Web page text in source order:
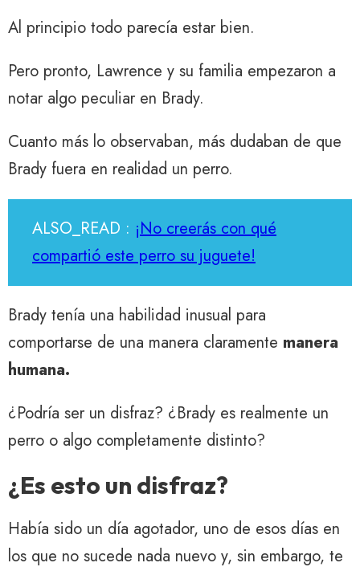
Al principio todo parecía estar bien.
Pero pronto, Lawrence y su familia empezaron a
notar algo peculiar en Brady.
Cuanto más lo observaban, más dudaban de que
Brady fuera en realidad un perro.
ALSO_READ : ¡No creerás con qué
compartió este perro su juguete!
Brady tenía una habilidad inusual para
comportarse de una manera claramente manera
humana.
¿Podría ser un disfraz? ¿Brady es realmente un
perro o algo completamente distinto?
¿Es esto un disfraz?
Había sido un día agotador, uno de esos días en
los que no sucede nada nuevo y, sin embargo, te